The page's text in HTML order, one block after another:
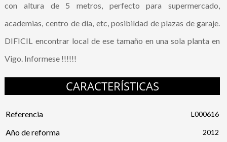
con altura de 5 metros, perfecto para supermercado,
academias, centro de día, etc, posibildad de plazas de garaje.
DIFICIL encontrar local de ese tamaño en una sola planta en
Vigo. Informese !!!!!!
CARACTERÍSTICAS
Referencia L000616
Año de reforma 2012